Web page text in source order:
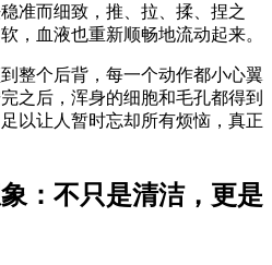
准而细致，推、拉、揉、捏之
，血液也重新顺畅地流动起来。
整个后背，每一个动作都小心翼
之后，浑身的细胞和毛孔都得到
以让人暂时忘却所有烦恼，真正
：不只是清洁，更是